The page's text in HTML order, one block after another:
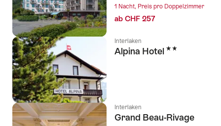
1 Nacht, Preis pro Doppelzimmer
ab CHF 257
Interlaken
Alpina Hotel 2 Sterne
Interlaken
Grand Beau-Rivage